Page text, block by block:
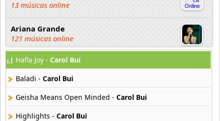
13 músicas online
Ariana Grande
121 músicas online
Aselin Debison
25 músicas online
Asmir Young
36 músicas online
Hafla Joy - Carol Bui
Baladi - Carol Bui
Geisha Means Open Minded - Carol Bui
Highlights - Carol Bui